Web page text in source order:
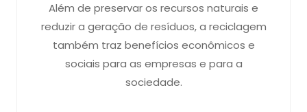
Além de preservar os recursos naturais e
reduzir a geração de resíduos, a reciclagem
também traz benefícios econômicos e
sociais para as empresas e para a
sociedade.